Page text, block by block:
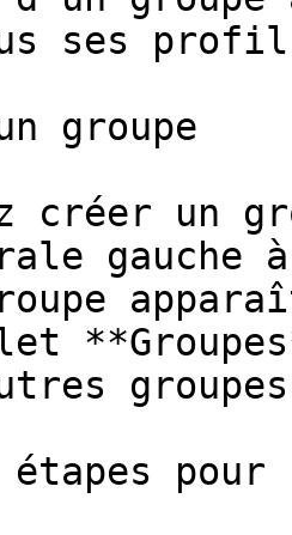
ses
groupe
créer un
gauche
étapes